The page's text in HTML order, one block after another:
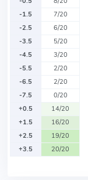
-1.5
7/20
-2.5
6/20
-3.5
5/20
-4.5
3/20
-5.5
2/20
-6.5
2/20
-7.5
0/20
+0.5
14/20
+1.5
16/20
+2.5
19/20
+3.5
20/20